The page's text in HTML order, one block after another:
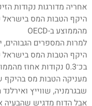
אחריה מדורגות נקודות
מהממוצע ב-OECD
למרות המספרים הגבוהים,
שבגרמניה, שווייץ
אבל הדוח מדגיש שהבעיה